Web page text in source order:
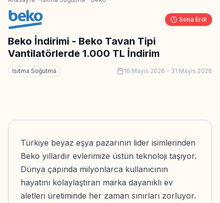
Sona Erdi
Beko İndirimi - Beko Tavan Tipi
Vantilatörlerde 1.000 TL İndirim
Isıtma Soğutma 16 Mayıs 2026 - 31 Mayıs 2026
Türkiye beyaz eşya pazarının lider isimlerinden
Beko yıllardır evlerimize üstün teknoloji taşıyor.
Dünya çapında milyonlarca kullanıcının
hayatını kolaylaştıran marka dayanıklı ev
aletleri üretiminde her zaman sınırları zorluyor.